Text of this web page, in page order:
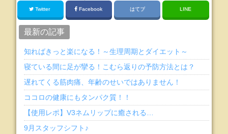
Twitter Facebook はてブ LINE
最新の記事
知ればきっと楽になる！～生理周期とダイエット～
寝ている間に足が攣る！こむら返りの予防方法とは？
遅れてくる筋肉痛、年齢のせいではありません！
ココロの健康にもタンパク質！！
【使用レポ】V3ネムリップに癒される…
9月スタッフシフト♪